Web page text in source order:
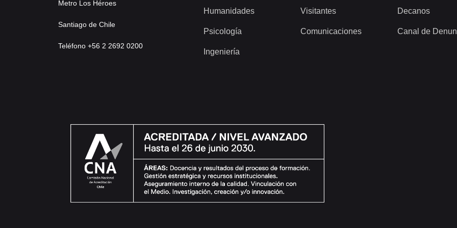
Metro Los Héroes
Santiago de Chile
Teléfono +56 2 2692 0200
Humanidades
Psicología
Ingeniería
Visitantes
Comunicaciones
Decanos
Canal de